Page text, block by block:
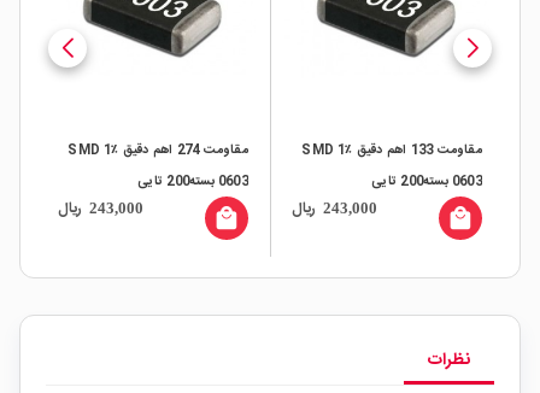
مقاومت 133 اهم دقیق ٪1 SMD
0603 بسته200 تایی
243,000 ریال local_mall
مقاومت 274 اهم دقیق ٪1 SMD
0603 بسته200 تایی
243,000 ریال local_mall
نظرات